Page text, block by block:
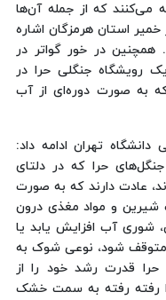
می‌کنند که از جمله آن‌ها
استان هرمزگان اشاره
همچنین در خور گواتر در
رویشگاه جنگلی حرا در
که به صورت دوره‌ای از آب
تهران ادامه داد:
حرا که در دلتای
عادت دارند که به صورت
شیرین و مواد مغذی درون
شوری آب افزایش یابد یا
متوقف شود، نوعی شوک به
حرا قدرت رشد خود را از
رفته رفته به سمت خشک